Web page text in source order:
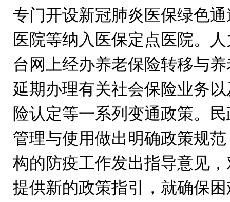
专门开设新冠肺炎医保绿色
医院等纳入医保定点医院。
台网上经办养老保险转移与
延期办理有关社会保险业务
险认定等一系列变通政策。
管理与使用做出明确政策规
构的防疫工作发出指导意见
提供新的政策指引，就确保